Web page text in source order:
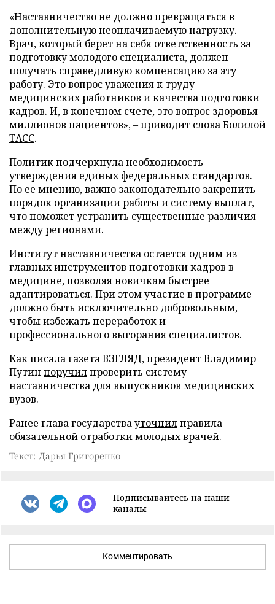
«Наставничество не должно превращаться в
дополнительную неоплачиваемую нагрузку.
Врач, который берет на себя ответственность за
подготовку молодого специалиста, должен
получать справедливую компенсацию за эту
работу. Это вопрос уважения к труду
медицинских работников и качества подготовки
кадров. И, в конечном счете, это вопрос здоровья
миллионов пациентов», – приводит слова Болилой
ТАСС.
Политик подчеркнула необходимость
утверждения единых федеральных стандартов.
По ее мнению, важно законодательно закрепить
порядок организации работы и систему выплат,
что поможет устранить существенные различия
между регионами.
Институт наставничества остается одним из
главных инструментов подготовки кадров в
медицине, позволяя новичкам быстрее
адаптироваться. При этом участие в программе
должно быть исключительно добровольным,
чтобы избежать переработок и
профессионального выгорания специалистов.
Как писала газета ВЗГЛЯД, президент Владимир
Путин поручилпроверить систему
наставничества для выпускников медицинских
вузов.
Ранее глава государствауточнилправила
обязательной отработки молодых врачей.
Текст: Дарья Григоренко
Подписывайтесь на наши
каналы
Комментировать